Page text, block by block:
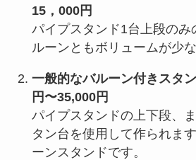
15，000円
パイプスタンド1台上段のみ
ルーンともボリュームが少な
一般的なバルーン付きスタン
円〜35,000円
パイプスタンドの上下段、
タン台を使用して作られま
ーンスタンドです。